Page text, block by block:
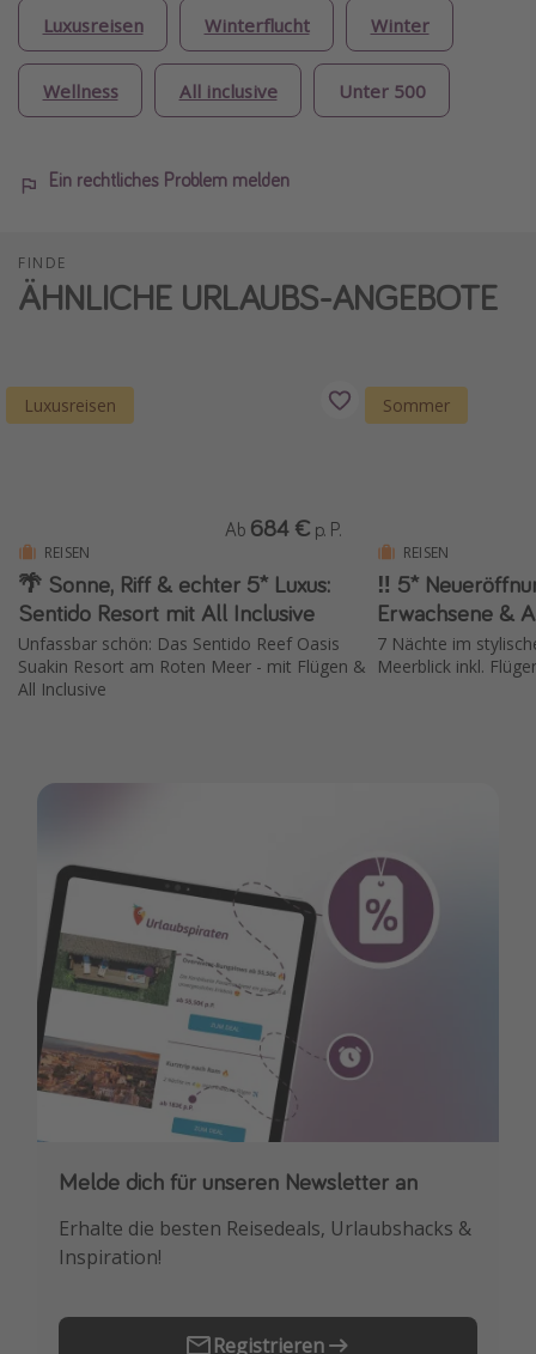
Luxusreisen Winterflucht Winter
Wellness All inclusive Unter 500
Ein rechtliches Problem melden
FINDE
ÄHNLICHE URLAUBS-ANGEBOTE
Luxusreisen
REISEN
🌴 Sonne, Riff & echter 5* Luxus:
Sentido Resort mit All Inclusive
Unfassbar schön: Das Sentido Reef Oasis
Suakin Resort am Roten Meer - mit Flügen &
All Inclusive
Ab 684 € p. P.
Sommer
REISEN
‼️ 5*
Erwachsene &
7 Nächte im
Meerblick inkl.
Melde dich für unseren Newsletter an
Erhalte die besten Reisedeals, Urlaubshacks &
Inspiration!
Registrieren
Downloade unsere App
Buche die besten Reiseschnäppchen als
Erstes.